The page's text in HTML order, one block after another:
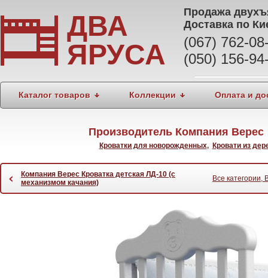
ДВА
ЯРУСА
Продажа
Доставка по
(067) 762-
(050) 156-
Каталог товаров Коллекции Оплата и
Производитель Компания
Кроватки для новорожденных, Кровати из
‹
Компания Верес Кроватка детская ЛД-10 (с
механизмом качания)
Все категории,